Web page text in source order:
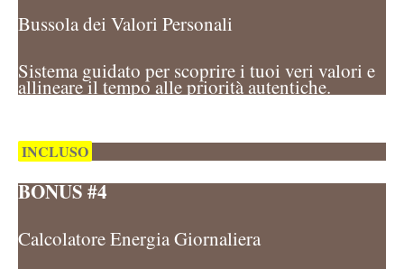
Bussola dei Valori Personali
Sistema guidato per scoprire i tuoi veri valori e
allineare il tempo alle priorità autentiche.
INCLUSO
BONUS #4
Calcolatore Energia Giornaliera